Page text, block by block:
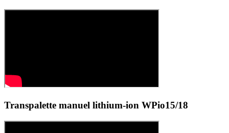
Transpalette manuel lithium-ion WPio15/18